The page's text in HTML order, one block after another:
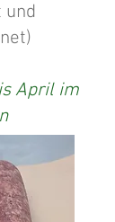
und
April im